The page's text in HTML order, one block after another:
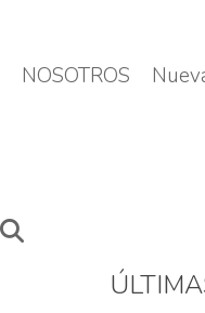
NOSOTROS